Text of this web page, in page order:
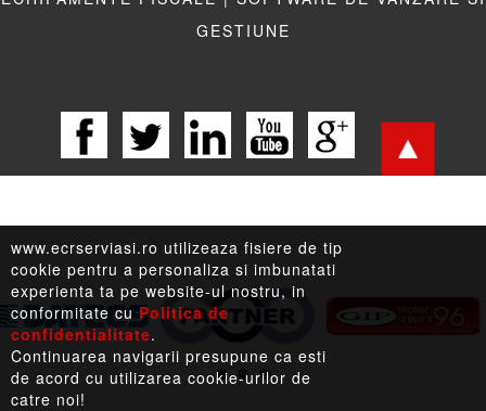
GESTIUNE
LEGISLATIE | TERMENI LEGALI | LINKURI UTILE
www.ecrserviasi.ro utilizeaza fisiere de tip
cookie pentru a personaliza si imbunatati
experienta ta pe website-ul nostru, in
conformitate cuPolitica de
confidentialitate.
Continuarea navigarii presupune ca esti
de acord cu utilizarea cookie-urilor de
catre noi!